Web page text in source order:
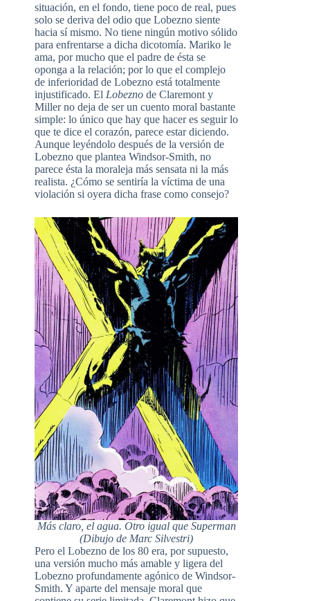
situación, en el fondo, tiene poco de real, pues
solo se deriva del odio que Lobezno siente
hacia sí mismo. No tiene ningún motivo sólido
para enfrentarse a dicha dicotomía. Mariko le
ama, por mucho que el padre de ésta se
oponga a la relación; por lo que el complejo
de inferioridad de Lobezno está totalmente
injustificado. El Lobezno de Claremont y
Miller no deja de ser un cuento moral bastante
simple: lo único que hay que hacer es seguir lo
que te dice el corazón, parece estar diciendo.
Aunque leyéndolo después de la versión de
Lobezno que plantea Windsor-Smith, no
parece ésta la moraleja más sensata ni la más
realista. ¿Cómo se sentiría la víctima de una
violación si oyera dicha frase como consejo?
Más claro, el agua. Otro igual que Superman
(Dibujo de Marc Silvestri)
Pero el Lobezno de los 80 era, por supuesto,
una versión mucho más amable y ligera del
Lobezno profundamente agónico de Windsor-
Smith. Y aparte del mensaje moral que